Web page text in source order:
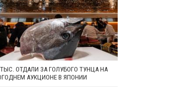
ТЫС. ОТДАЛИ ЗА ГОЛУБОГО ТУНЦА НА
АУКЦИОНЕ В ЯПОНИИ